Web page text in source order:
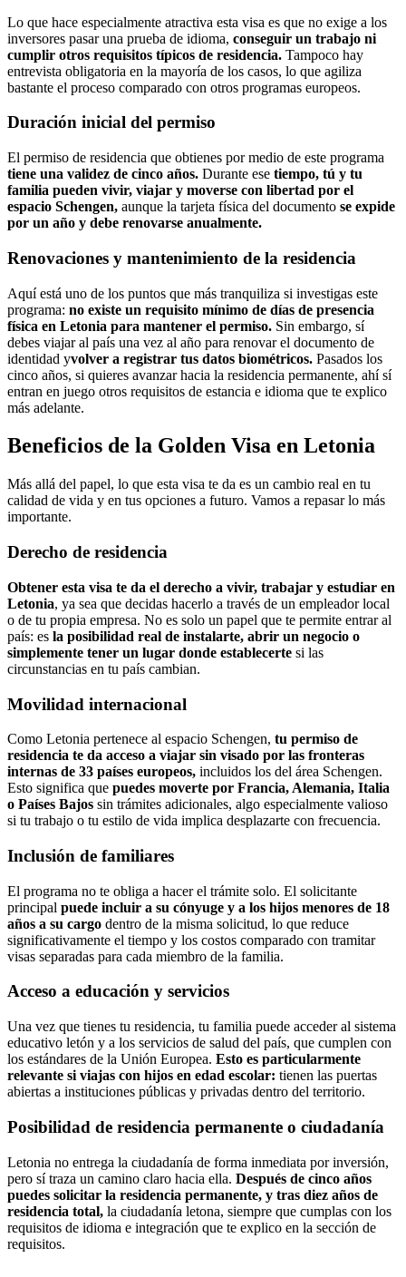
Lo que hace especialmente atractiva esta visa es que no exige a los
inversores pasar una prueba de idioma, conseguir un trabajo ni
cumplir otros requisitos típicos de residencia. Tampoco hay
entrevista obligatoria en la mayoría de los casos, lo que agiliza
bastante el proceso comparado con otros programas europeos.
Duración inicial del permiso
El permiso de residencia que obtienes por medio de este programa
tiene una validez de cinco años. Durante ese tiempo, tú y tu
familia pueden vivir, viajar y moverse con libertad por el
espacio Schengen, aunque la tarjeta física del documento se expide
por un año y debe renovarse anualmente.
Renovaciones y mantenimiento de la residencia
Aquí está uno de los puntos que más tranquiliza si investigas este
programa: no existe un requisito mínimo de días de presencia
física en Letonia para mantener el permiso. Sin embargo, sí
debes viajar al país una vez al año para renovar el documento de
identidad yvolver a registrar tus datos biométricos. Pasados los
cinco años, si quieres avanzar hacia la residencia permanente, ahí sí
entran en juego otros requisitos de estancia e idioma que te explico
más adelante.
Beneficios de la Golden Visa en Letonia
Más allá del papel, lo que esta visa te da es un cambio real en tu
calidad de vida y en tus opciones a futuro. Vamos a repasar lo más
importante.
Derecho de residencia
Obtener esta visa te da el derecho a vivir, trabajar y estudiar en
Letonia, ya sea que decidas hacerlo a través de un empleador local
o de tu propia empresa. No es solo un papel que te permite entrar al
país: es la posibilidad real de instalarte, abrir un negocio o
simplemente tener un lugar donde establecerte si las
circunstancias en tu país cambian.
Movilidad internacional
Como Letonia pertenece al espacio Schengen, tu permiso de
residencia te da acceso a viajar sin visado por las fronteras
internas de 33 países europeos, incluidos los del área Schengen.
Esto significa que puedes moverte por Francia, Alemania, Italia
o Países Bajos sin trámites adicionales, algo especialmente valioso
si tu trabajo o tu estilo de vida implica desplazarte con frecuencia.
Inclusión de familiares
El programa no te obliga a hacer el trámite solo. El solicitante
principal puede incluir a su cónyuge y a los hijos menores de 18
años a su cargo dentro de la misma solicitud, lo que reduce
significativamente el tiempo y los costos comparado con tramitar
visas separadas para cada miembro de la familia.
Acceso a educación y servicios
Una vez que tienes tu residencia, tu familia puede acceder al sistema
educativo letón y a los servicios de salud del país, que cumplen con
los estándares de la Unión Europea. Esto es particularmente
relevante si viajas con hijos en edad escolar: tienen las puertas
abiertas a instituciones públicas y privadas dentro del territorio.
Posibilidad de residencia permanente o ciudadanía
Letonia no entrega la ciudadanía de forma inmediata por inversión,
pero sí traza un camino claro hacia ella. Después de cinco años
puedes solicitar la residencia permanente, y tras diez años de
residencia total, la ciudadanía letona, siempre que cumplas con los
requisitos de idioma e integración que te explico en la sección de
requisitos.